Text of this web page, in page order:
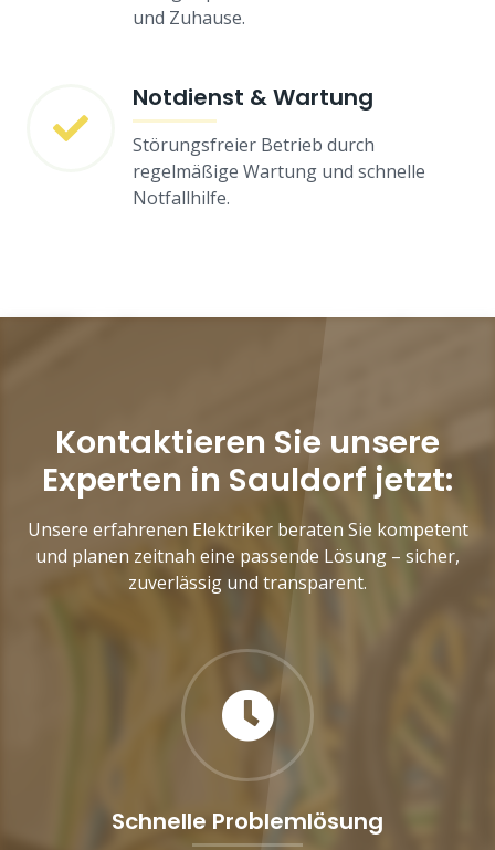
und Zuhause.
Notdienst & Wartung
Störungsfreier Betrieb durch
regelmäßige Wartung und schnelle
Notfallhilfe.
Kontaktieren Sie unsere
Experten in Sauldorf jetzt:
Unsere erfahrenen Elektriker beraten Sie kompetent
und planen zeitnah eine passende Lösung – sicher,
zuverlässig und transparent.
Schnelle Problemlösung